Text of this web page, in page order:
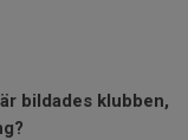
bildades klubben,